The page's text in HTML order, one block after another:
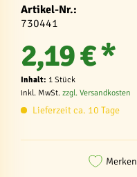
Artikel-Nr.:
730441
2,19 € *
Inhalt: 1 Stück
inkl. MwSt. zzgl. Versandkosten
Lieferzeit ca. 10 Tage
Merken